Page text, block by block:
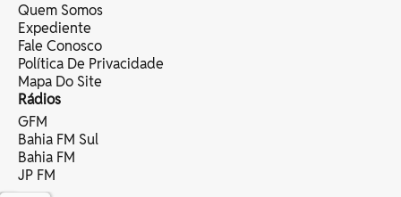
Quem Somos
Expediente
Fale Conosco
Política De Privacidade
Mapa Do Site
Rádios
GFM
Bahia FM Sul
Bahia FM
JP FM